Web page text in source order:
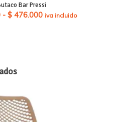
Bar Pressi
- $ 476.000Rango
iva incluido